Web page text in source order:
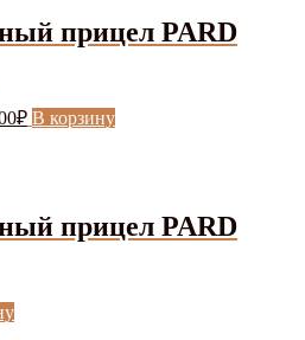
прицел PARD
₽Текущая
цена:
В корзину
прицел PARD